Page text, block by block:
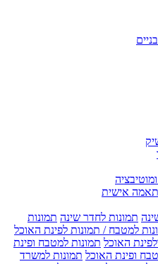
אישית
תמונות לחדר שינה תמונות
למטבח / תמונות לפינת האוכל
האוכל תמונות למטבח ופינת
ופינת האוכל תמונות למשרד